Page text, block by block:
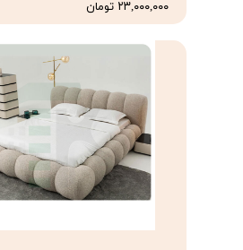
۲۳,۰۰۰,۰۰۰ تومان